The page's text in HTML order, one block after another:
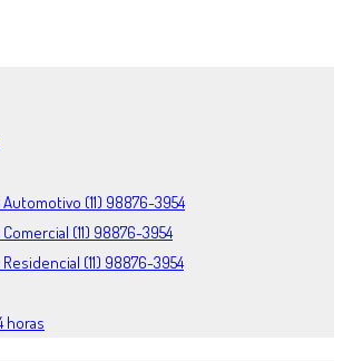
(11) 98876-3954
(11) 98876-3954
(11) 98876-3954
horas